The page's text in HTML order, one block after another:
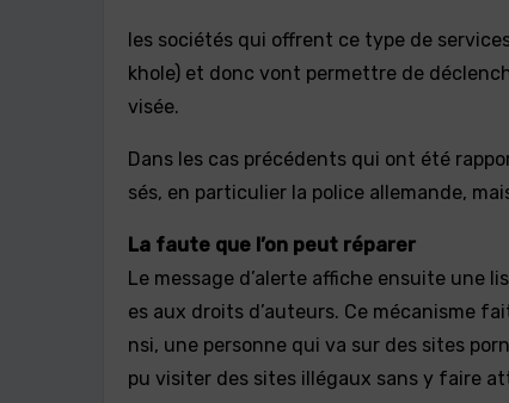
les sociétés qui offrent ce type de
khole) et donc vont permettre de
visée.
Dans les cas précédents qui ont été
sés, en particulier la police allemande,
La faute que l’on peut réparer
Le message d’alerte affiche ensuite une
es aux droits d’auteurs. Ce mécanisme
nsi, une personne qui va sur des sites
pu visiter des sites illégaux sans y faire